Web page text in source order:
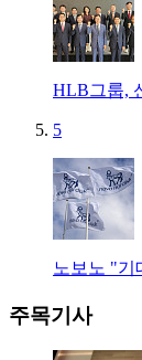
HLB그룹,
5
노보노 "기
주목기사